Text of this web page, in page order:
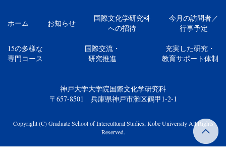
ホーム お知らせ
国際文化学研究科
への招待
今月の訪問者／
行事予定
15の多様な
専門コース
国際交流・
研究推進
充実した研究・
教育サポート体制
神戸大学大学院国際文化学研究科
〒657-8501 兵庫県神戸市灘区鶴甲1-2-1
Copyright (C) Graduate School of Intercultural Studies, Kobe University All Rights
Reserved.